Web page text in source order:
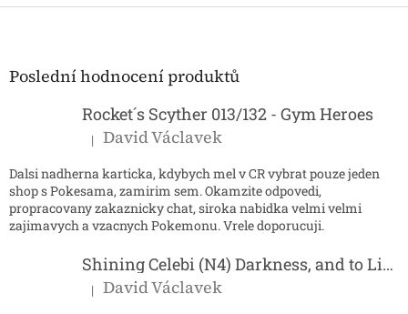
r
k
y
ý
p
i
s
v
Z
Poslední hodnocení produktů
Rocket´s Scyther 013/132 - Gym Heroes
Hodnocení produktu je 5 z 5 hvězdiček.
| David Václavek
Dalsi nadherna karticka, kdybych mel v CR vybrat pouze jeden
shop s Pokesama, zamirim sem. Okamzite odpovedi,
propracovany zakaznicky chat, siroka nabidka velmi velmi
zajimavych a vzacnych Pokemonu. Vrele doporucuji.
Shining Celebi (N4) Darkness, and to Light...
Hodnocení produktu je 5 z 5 hvězdiček.
| David Václavek